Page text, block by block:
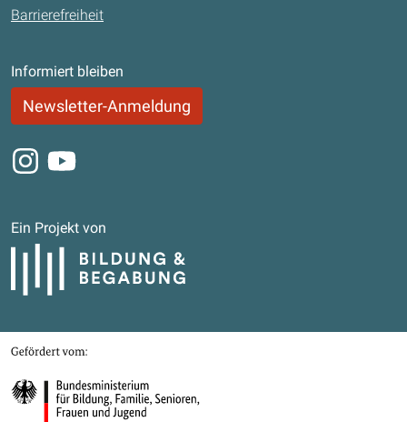
Barrierefreiheit
Informiert bleiben
Newsletter-Anmeldung
Instagram
Youtube
Ein Projekt von
Bildung und Begabung
Gefördert von
Bundesministerium für Bildung, Familie, Senioren, Frauen und Jugend